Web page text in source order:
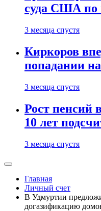
суда США по
3 месяца спустя
Киркоров
попадании
3 месяца спустя
Рост пенсий
10 лет
3 месяца спустя
Главная
Личный счет
В Удмуртии
догазификацию